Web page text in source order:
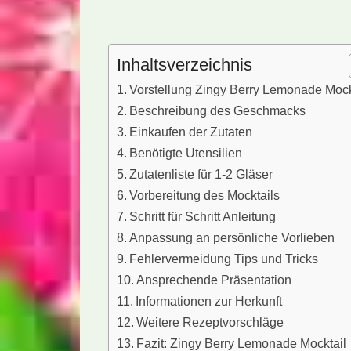
Inhaltsverzeichnis
Vorstellung Zingy Berry Lemonade
Beschreibung des Geschmacks
Einkaufen der Zutaten
Benötigte Utensilien
Zutatenliste für 1-2 Gläser
Vorbereitung des Mocktails
Schritt für Schritt Anleitung
Anpassung an persönliche Vorlieben
Fehlervermeidung Tips und Tricks
Ansprechende Präsentation
Informationen zur Herkunft
Weitere Rezeptvorschläge
Fazit: Zingy Berry Lemonade Mocktail